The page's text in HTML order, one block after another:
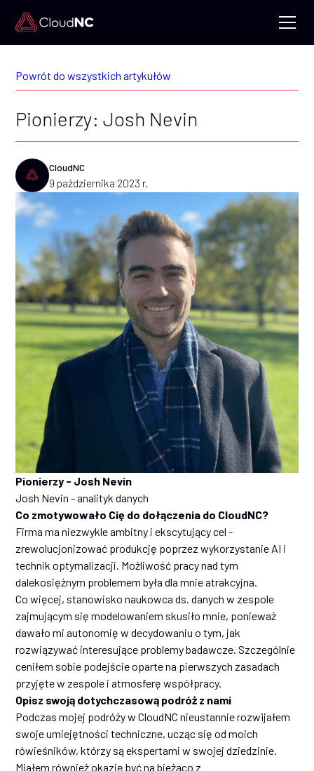
Powrót do wszystkich artykułów
Pionierzy: Josh Nevin
CloudNC
9 października 2023 r.
Pionierzy - Josh Nevin
Josh Nevin - analityk danych
Co zmotywowało Cię do dołączenia do CloudNC?
Firma ma niezwykle ambitny i ekscytujący cel -
zrewolucjonizować produkcję poprzez wykorzystanie AI i
technik optymalizacji. Możliwość pracy nad tym
dalekosiężnym problemem była dla mnie atrakcyjna.
Co więcej, stanowisko naukowca ds. danych w zespole
zajmującym się modelowaniem skusiło mnie, ponieważ
dawało mi autonomię w decydowaniu o tym, jak
rozwiązywać interesujące problemy badawcze. Szczególnie
ceniłem sobie podejście oparte na pierwszych zasadach
przyjęte w zespole i atmosferę współpracy.
Opisz swoją dotychczasową podróż z nami
Podczas mojej podróży w CloudNC nieustannie rozwijałem
swoje umiejętności techniczne, ucząc się od moich
rówieśników, którzy są ekspertami w swojej dziedzinie.
Miałem również okazję być na bieżąco z